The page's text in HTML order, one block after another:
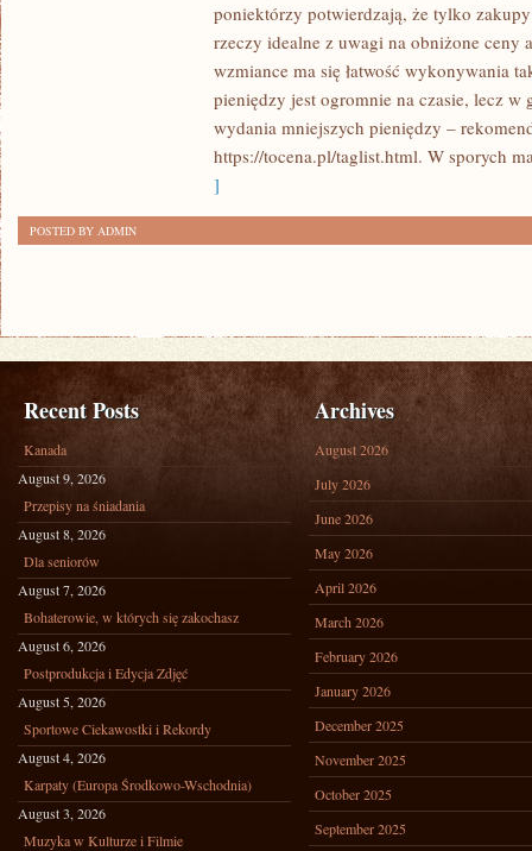
MODZIEKILKANAŚCIE
PIENIĘŻNE
poniektórzy potwierdzają, że tylko
rzeczy idealne z uwagi na obniżone ceny
wzmiance ma się łatwość wykonywania
pieniędzy jest ogromnie na czasie, lecz w
wydania mniejszych pieniędzy –
https://tocena.pl/taglist.html. W sporych
]
POSTED BY ADMIN
Recent Posts
Kanada
August 9, 2026
Przepisy na śniadania
August 8, 2026
Dla seniorów
August 7, 2026
Bohaterowie, w których się zakochasz
August 6, 2026
Postprodukcja i Edycja Zdjęć
August 5, 2026
Sportowe Ciekawostki i Rekordy
August 4, 2026
Karpaty (Europa Środkowo-Wschodnia)
August 3, 2026
Muzyka w Kulturze i Filmie
Archives
August 2026
July 2026
June 2026
May 2026
April 2026
March 2026
February 2026
January 2026
December 2025
November 2025
October 2025
September 2025